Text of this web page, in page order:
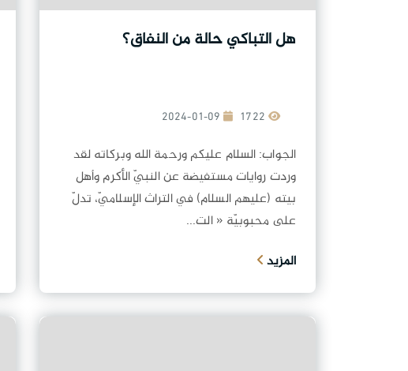
هل التباكي حالة من النفاق؟
2024-01-09
الجواب: السلام عليكم ورحمة الله وبركاته لقد
وردت روايات مستفيضة عن النبيّ الأكرم وأهل
بيته (عليهم السلام) في التراث الإسلاميّ، تدلّ
على محبوبيّة « الت...
المزيد